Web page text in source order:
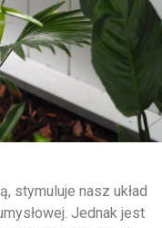
stymuluje nasz układ
Jednak jest